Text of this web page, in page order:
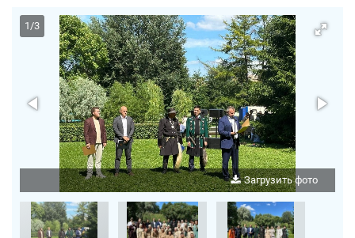
Загрузить фото
1/3